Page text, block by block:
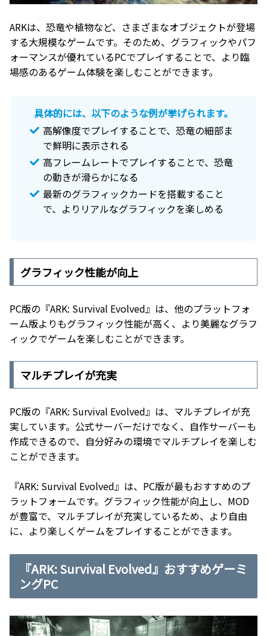
ARKは、恐竜や植物など、さまざまなオブジェクトが登場
する大規模なゲームです。そのため、グラフィックやパフ
ォーマンスが優れているPCでプレイすることで、より臨
場感のあるゲーム体験を楽しむことができます。
具体的には、以下のような例が挙げられます。
高解像度でプレイすることで、恐竜の細部ま
で鮮明に表示される
高フレームレートでプレイすることで、恐竜
の動きが滑らかになる
最新のグラフィックカードを搭載すること
で、よりリアルなグラフィックを楽しめる
グラフィック性能が向上
PC版の『ARK: Survival Evolved』は、他のプラットフォ
ーム版よりもグラフィック性能が高く、より美麗なグラフ
ィックでゲームを楽しむことができます。
マルチプレイが充実
PC版の『ARK: Survival Evolved』は、マルチプレイが充
実しています。公式サーバーだけでなく、自作サーバーも
作成できるので、自分好みの環境でマルチプレイを楽しむ
ことができます。
『ARK: Survival Evolved』は、PC版が最もおすすめのプ
ラットフォームです。グラフィック性能が向上し、MOD
が豊富で、マルチプレイが充実しているため、より自由
に、より楽しくゲームをプレイすることができます。
『ARK: Survival Evolved』おすすめゲーミ
ングPC